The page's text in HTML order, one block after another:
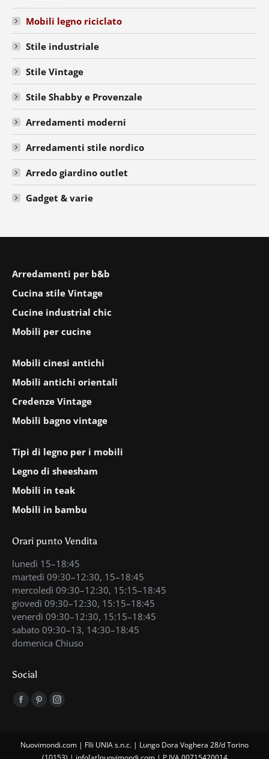
Mobili legno riciclato
Stile industriale
Stile Vintage
Stile Shabby e Provenzale
Arredamenti moderni
Arredamenti stile nordico
Arredo giardino outlet
Gadget & varie
Arredamenti per b&b
Cucina stile Vintage
Cucine industrial chic
Mobili per cucine
Mobili cinesi antichi
Mobili antichi orientali
Credenze Vintage
Mobili bagno vintage
Tipi di legno per i mobili
Legno di sheesham
Mobili in teak
Mobili in bambu
Orari punto Vendita
lunedì 15–18:45
martedì 09:30–12:30, 15–18:45
mercoledì 09:30–12:30, 15:15–18:45
giovedì 09:30–12:30, 15:15–18:45
venerdì 09:30–12:30, 15:15–18:45
sabato 09:30–13, 14:30–18:45
domenica Chiuso
Social
Find us on:
Facebook
Pinterest
in
Instagram
in
Nuovimondi.com | Flli UNIA s.n.c. | Lungo Dora Voghera 28/d Torino